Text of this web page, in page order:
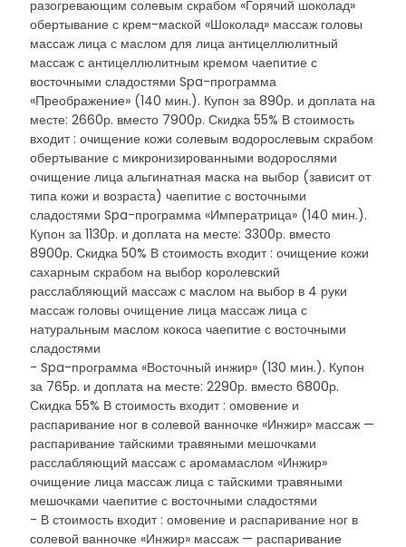
разогревающим солевым скрабом «Горячий шоколад»
обертывание с крем-маской «Шоколад» массаж головы
массаж лица с маслом для лица антицеллюлитный
массаж с антицеллюлитным кремом чаепитие с
восточными сладостями Spa-программа
«Преображение» (140 мин.). Купон за 890р. и доплата на
месте: 2660р. вместо 7900р. Скидка 55% В стоимость
входит : очищение кожи солевым водорослевым скрабом
обертывание с микронизированными водорослями
очищение лица альгинатная маска на выбор (зависит от
типа кожи и возраста) чаепитие с восточными
сладостями Spa-программа «Императрица» (140 мин.).
Купон за 1130р. и доплата на месте: 3300р. вместо
8900р. Скидка 50% В стоимость входит : очищение кожи
сахарным скрабом на выбор королевский
расслабляющий массаж с маслом на выбор в 4 руки
массаж головы очищение лица массаж лица с
натуральным маслом кокоса чаепитие с восточными
сладостями
- Spa-программа «Восточный инжир» (130 мин.). Купон
за 765р. и доплата на месте: 2290р. вместо 6800р.
Скидка 55% В стоимость входит : омовение и
распаривание ног в солевой ванночке «Инжир» массаж —
распаривание тайскими травяными мешочками
расслабляющий массаж с аромамаслом «Инжир»
очищение лица массаж лица с тайскими травяными
мешочками чаепитие с восточными сладостями
- В стоимость входит : омовение и распаривание ног в
солевой ванночке «Инжир» массаж — распаривание